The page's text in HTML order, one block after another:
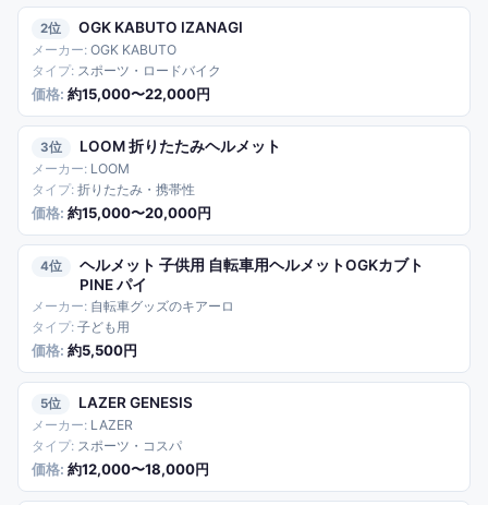
2 OGK KABUTO IZANAGI
OGK KABUTO
スポーツ・ロードバイク
約15,000〜22,000円
3 LOOM 折りたたみヘルメット
LOOM
折りたたみ・携帯性
約15,000〜20,000円
4
ヘルメット 子供用 自転車用ヘルメットOGKカブト
PINE パイ
自転車グッズのキアーロ
子ども用
約5,500円
5 LAZER GENESIS
LAZER
スポーツ・コスパ
約12,000〜18,000円